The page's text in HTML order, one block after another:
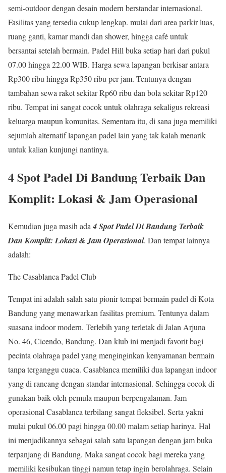
semi-outdoor dengan desain modern berstandar internasional.
Fasilitas yang tersedia cukup lengkap. mulai dari area parkir luas,
ruang ganti, kamar mandi dan shower, hingga café untuk
bersantai setelah bermain. Padel Hill buka setiap hari dari pukul
07.00 hingga 22.00 WIB. Harga sewa lapangan berkisar antara
Rp300 ribu hingga Rp350 ribu per jam. Tentunya dengan
tambahan sewa raket sekitar Rp60 ribu dan bola sekitar Rp120
ribu. Tempat ini sangat cocok untuk olahraga sekaligus rekreasi
keluarga maupun komunitas. Sementara itu, di sana juga memiliki
sejumlah alternatif lapangan padel lain yang tak kalah menarik
untuk kalian kunjungi nantinya.
4 Spot Padel Di Bandung Terbaik Dan
Komplit: Lokasi & Jam Operasional
Kemudian juga masih ada 4 Spot Padel Di Bandung Terbaik
Dan Komplit: Lokasi & Jam Operasional. Dan tempat lainnya
adalah:
The Casablanca Padel Club
Tempat ini adalah salah satu pionir tempat bermain padel di Kota
Bandung yang menawarkan fasilitas premium. Tentunya dalam
suasana indoor modern. Terlebih yang terletak di Jalan Arjuna
No. 46, Cicendo, Bandung. Dan klub ini menjadi favorit bagi
pecinta olahraga padel yang menginginkan kenyamanan bermain
tanpa terganggu cuaca. Casablanca memiliki dua lapangan indoor
yang di rancang dengan standar internasional. Sehingga cocok di
gunakan baik oleh pemula maupun berpengalaman. Jam
operasional Casablanca terbilang sangat fleksibel. Serta yakni
mulai pukul 06.00 pagi hingga 00.00 malam setiap harinya. Hal
ini menjadikannya sebagai salah satu lapangan dengan jam buka
terpanjang di Bandung. Maka sangat cocok bagi mereka yang
memiliki kesibukan tinggi namun tetap ingin berolahraga. Selain